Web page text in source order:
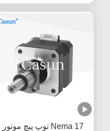
Nema 17 توپ پیچ موتور